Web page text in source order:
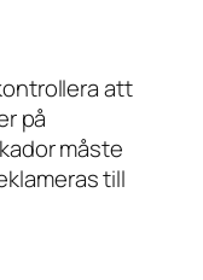
att
på
måste
till